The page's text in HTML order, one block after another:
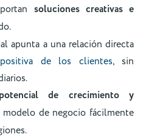
soluciones creativas e
apunta a una relación directa
positiva de los clientes, sin
de crecimiento y
de negocio fácilmente